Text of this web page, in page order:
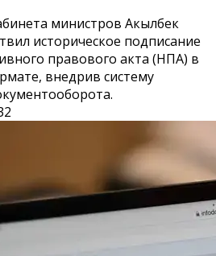
министров Акылбек
историческое подписание
правового акта (НПА) в
внедрив систему